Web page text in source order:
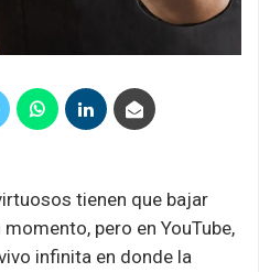
tienen que bajar
pero en YouTube,
infinita en donde la